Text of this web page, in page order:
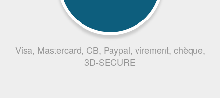
Visa, Mastercard, CB, Paypal, virement, chèque,
3D-SECURE